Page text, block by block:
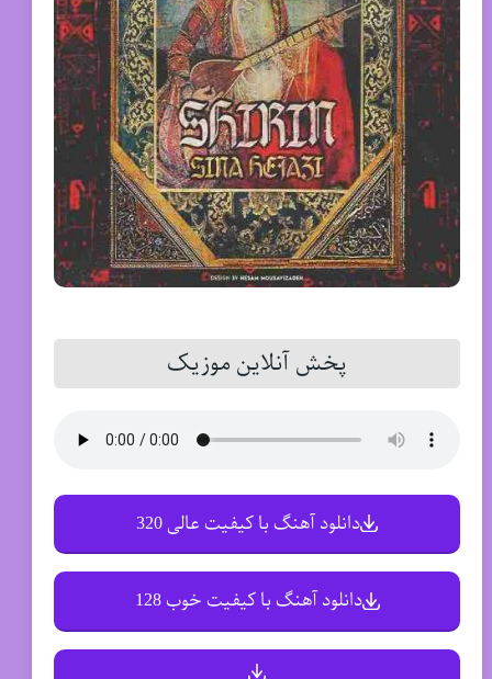
پخش آنلاین موزیک
دانلود آهنگ با کیفیت عالی 320
دانلود آهنگ با کیفیت خوب 128